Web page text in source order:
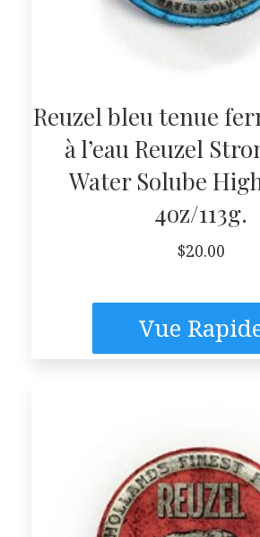
Reuzel bleu tenue
à l’eau Reuzel
Water Solube
4oz/113g.
$20.00
Vue